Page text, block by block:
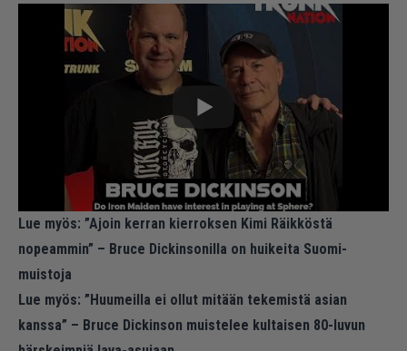
Lue myös: ”Ajoin kerran kierroksen Kimi Räikköstä
nopeammin” – Bruce Dickinsonilla on huikeita Suomi-
muistoja
Lue myös: ”Huumeilla ei ollut mitään tekemistä asian
kanssa” – Bruce Dickinson muistelee kultaisen 80-luvun